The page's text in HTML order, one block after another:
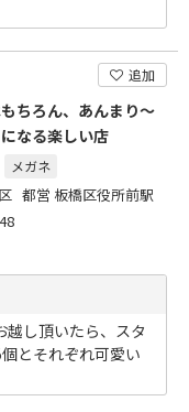
追加
ちろん、あんまり～
なる楽しい店
メガネ
都営 板橋区役所前駅
越し頂いたら、スタ
とそれぞれ可愛い